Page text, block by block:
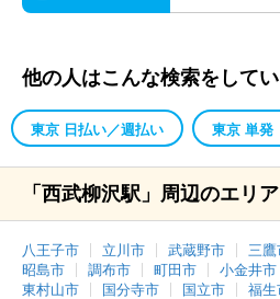
他の人はこんな検索をして
東京 日払い／週払い 東京 単発
「西武柳沢駅」周辺のエリア
八王子市 立川市 武蔵野市 三鷹
昭島市
調布市 町田市 小金井市
東村山市
国分寺市 国立市 福生